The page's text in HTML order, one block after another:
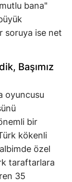
bana"
soruya ise net
Başımız
oyuncusu
bir
kökenli
özel
taraftarlara
35